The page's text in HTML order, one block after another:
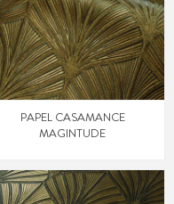
PAPEL CASAMANCE
MAGINTUDE